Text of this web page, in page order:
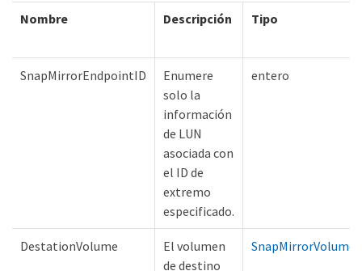
Nombre Descripción Tipo
SnapMirrorEndpointID
Enumere
solo la
información
de LUN
asociada con
el ID de
extremo
especificado.
entero
DestationVolume
El volumen
de destino